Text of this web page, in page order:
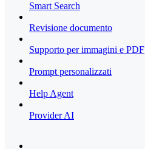
Smart Search
Revisione documento
Supporto per immagini e PDF
Prompt personalizzati
Help Agent
Provider AI